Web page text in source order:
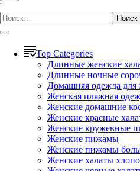
'
Найти:
Top Categories
Длинные женские
Длинные ночные
Домашняя одежда
Женская пляжная
Женские домашние
Женские красные
Женские кружевные
Женские пижамы
Женские пижамы
Женские халаты